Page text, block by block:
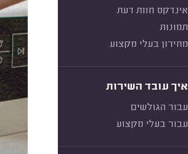
אינדקס חוות דעת
תמונות
מחירון בעלי מקצוע
איך עובד השירות
עבור הגולשים
עבור בעלי מקצוע